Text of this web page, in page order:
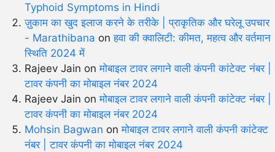
Typhoid Symptoms in Hindi
ज़ुकाम का खुद इलाज करने के तरीके | प्राकृतिक और घरेलू उपचार
- Marathibana onहवा की क्वालिटी: कीमत, महत्व और वर्तमान
स्थिति 2024 में
Rajeev Jain onमोबाइल टावर लगाने वाली कंपनी कांटेक्ट नंबर |
टावर कंपनी का मोबाइल नंबर 2024
Rajeev Jain onमोबाइल टावर लगाने वाली कंपनी कांटेक्ट नंबर |
टावर कंपनी का मोबाइल नंबर 2024
Mohsin Bagwan onमोबाइल टावर लगाने वाली कंपनी कांटेक्ट
नंबर | टावर कंपनी का मोबाइल नंबर 2024